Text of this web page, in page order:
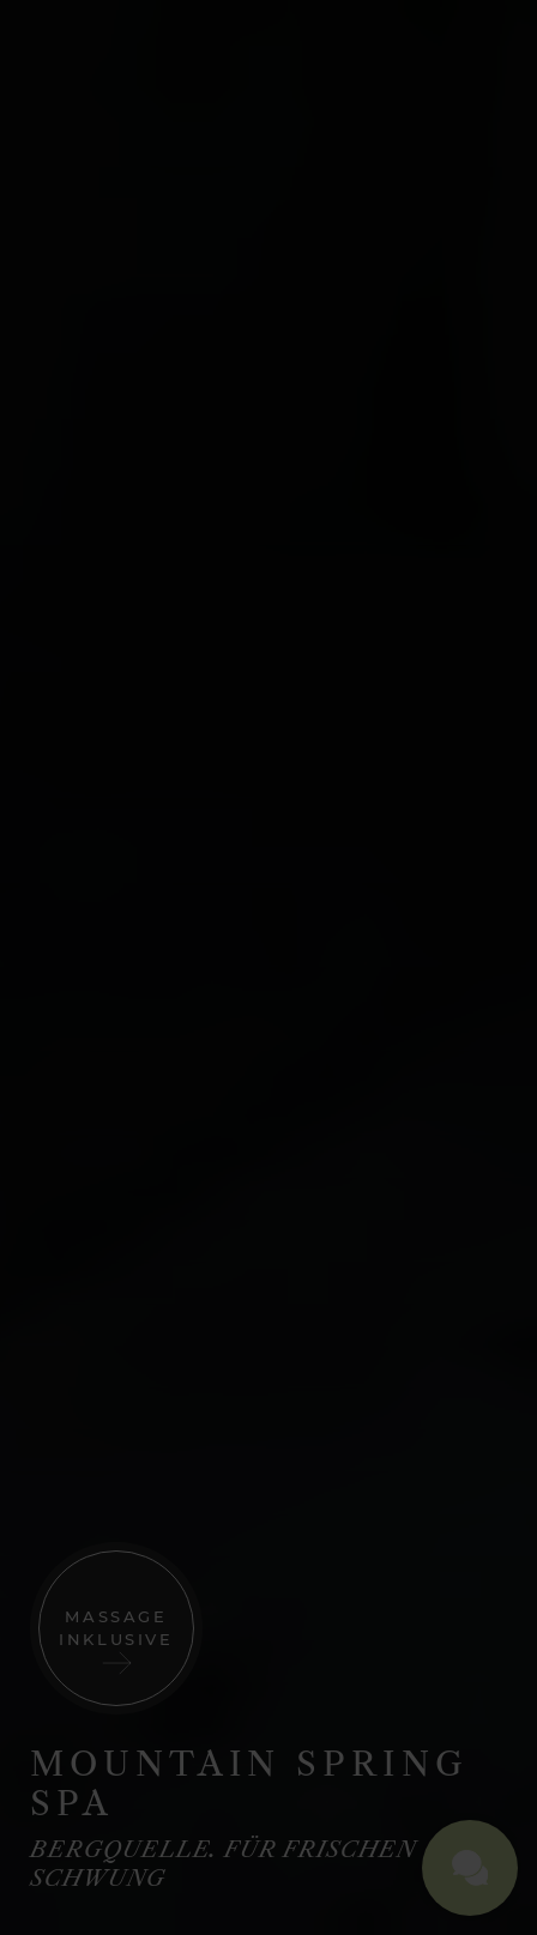
MASSAGE
INKLUSIVE
MOUNTAIN SPRING
SPA
BERGQUELLE. FÜR FRISCHEN
SCHWUNG